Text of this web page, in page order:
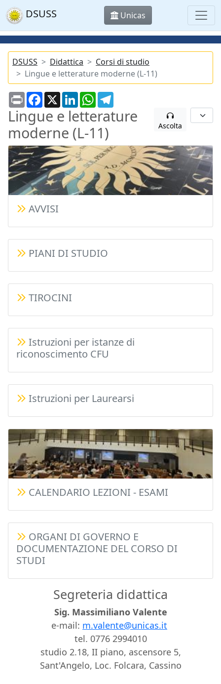
DSUSS Unicas
DSUSS Didattica
Corsi di studio
Lingue e letterature moderne (L-11)
PrintFacebook
X LinkedInWhatsApp
Lingue e letterature
moderne (L-11)
Ascolta
AVVISI
PIANI DI STUDIO
TIROCINI
Istruzioni per istanze di
riconoscimento CFU
Istruzioni per Laurearsi
CALENDARIO LEZIONI - ESAMI
ORGANI DI GOVERNO E
DOCUMENTAZIONE DEL CORSO DI
STUDI
Segreteria didattica
Sig. Massimiliano Valente
e-mail: m.valente@unicas.it
tel. 0776 2994010
studio 2.18, II piano, ascensore 5,
Sant'Angelo, Loc. Folcara, Cassino